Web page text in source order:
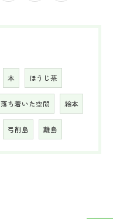
本 ほうじ茶
落ち着いた空間 絵本
弓削島 離島